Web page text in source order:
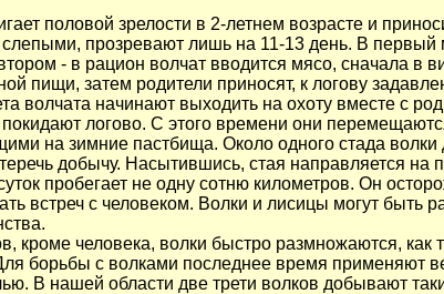
половой зрелости в 2-летнем возрасте и
прозревают лишь на 11-13 день. В первый
- в рацион волчат вводится мясо, сначала в
пищи, затем родители приносят, к логову
волчата начинают выходить на охоту вместе с
логово. С этого времени они
на зимние пастбища. Около одного стада волки
добычу. Насытившись, стая направляется
пробегает не одну сотню километров. Он
встреч с человеком. Волки и лисицы могут быть
кроме человека, волки быстро размножаются, как
борьбы с волками последнее время применяют
В нашей области две трети волков добывают